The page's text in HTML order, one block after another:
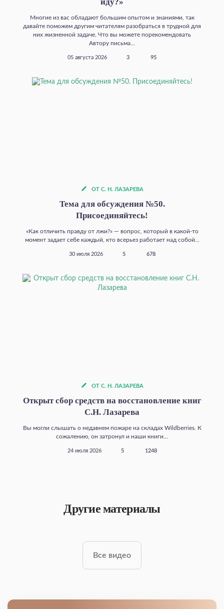
Многие из вас обладают большим опытом и знаниями, так
давайте поможем другим читателям разобраться в трудной для
них жизненной задаче. Что вы можете порекомендовать
Автору письма...
05 августа 2026 3 95
ОТ С. Н. ЛАЗАРЕВА
Тема для обсуждения №50.
Присоединяйтесь!
«Как отличить правду от лжи?» — вопрос, который в какой‑то
момент задает себе каждый, кто всерьез работает над собой...
30 июля 2026 5 678
ОТ С. Н. ЛАЗАРЕВА
Открыт сбор средств на восстановление книг
С.Н. Лазарева
Вы могли слышать о недавнем пожаре на складах Wildberries. К
сожалению, он затронул и наши книги...
24 июля 2026 5 1248
Другие материалы
Все видео